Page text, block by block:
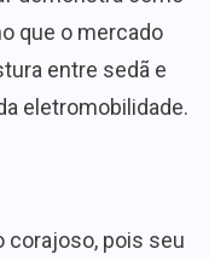
que o mercado
entre sedã e
eletromobilidade.
corajoso, pois seu